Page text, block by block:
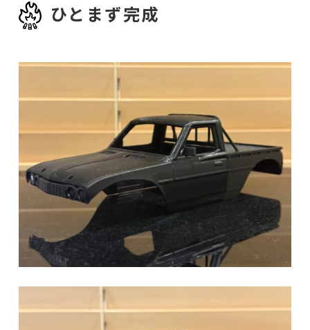
ひとまず完成